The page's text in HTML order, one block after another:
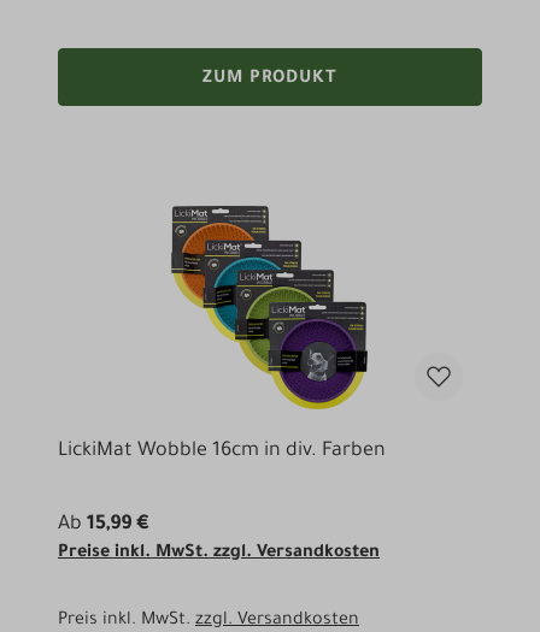
ZUM PRODUKT
LickiMat Wobble 16cm in div. Farben
Ab 15,99 €
Preise inkl. MwSt. zzgl. Versandkosten
Preis inkl. MwSt. zzgl. Versandkosten